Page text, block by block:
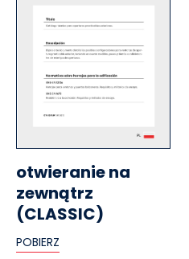
otwieranie na
zewnątrz
(CLASSIC)
POBIERZ